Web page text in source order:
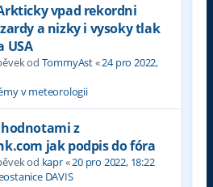
vpad rekordni
a nizky i vysoky tlak
USA
od TommyAst«24 pro 2022,
v meteorologii
hodnotami z
jak podpis do fóra
od kapr«20 pro 2022, 18:22
DAVIS